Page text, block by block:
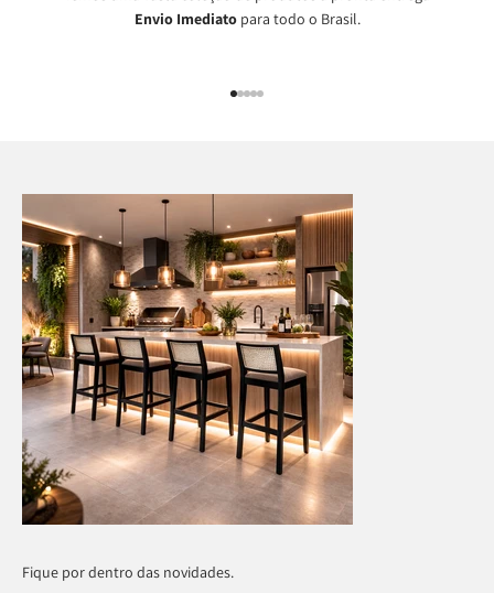
Envio Imediatopara todo o Brasil.
Fique por dentro das novidades.